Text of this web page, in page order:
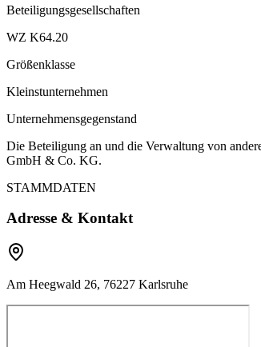
Beteiligungsgesellschaften
WZ K64.20
Größenklasse
Kleinstunternehmen
Unternehmensgegenstand
Die Beteiligung an und die Verwaltung von
GmbH & Co. KG.
STAMMDATEN
Adresse & Kontakt
Am Heegwald 26, 76227 Karlsruhe